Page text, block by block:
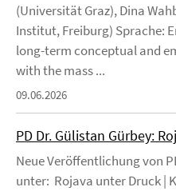
(Universität Graz), Dina
Institut, Freiburg) Sprache:
long-term conceptual and
with the mass ...
09.06.2026
PD Dr. Gülistan Gürbey:
Neue Veröffentlichung von
unter: Rojava unter Druck |